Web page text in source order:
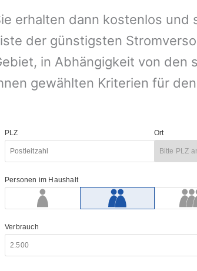
erhalten dann kostenlos und
der günstigsten
in Abhängigkeit von den
gewählten Kriterien für